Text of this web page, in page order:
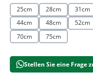
25cm 28cm 31cm
44cm
48cm 52cm
70cm
75cm
Stellen Sie eine Frage